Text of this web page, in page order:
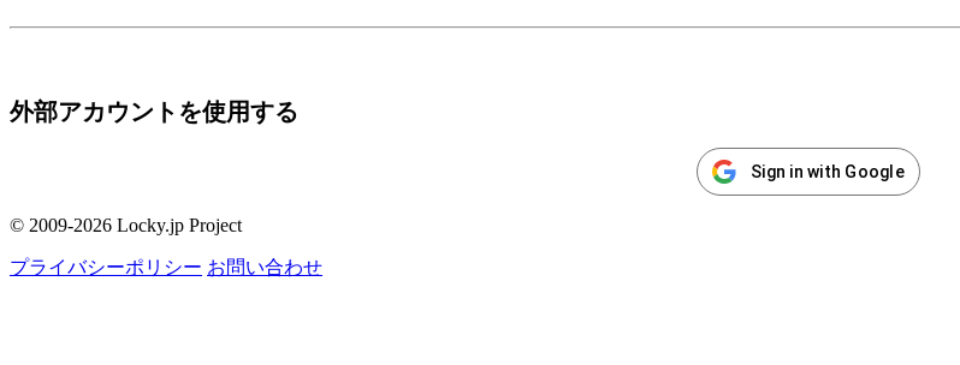
外部アカウントを使用する
Sign in with Google
© 2009-2026 Locky.jp Project
プライバシーポリシー お問い合わせ